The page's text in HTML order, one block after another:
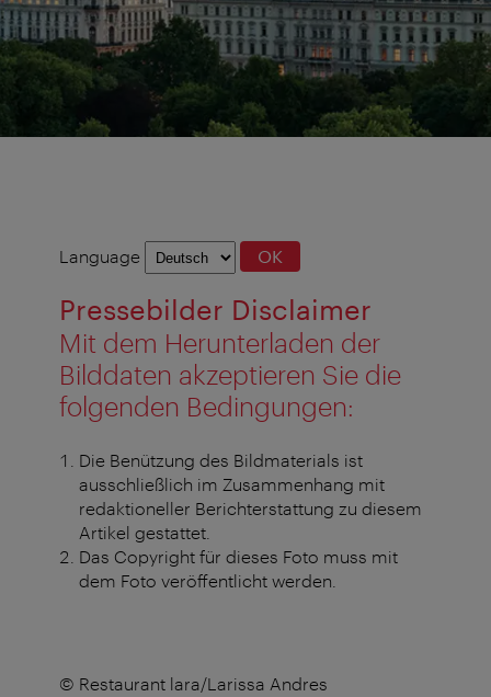
Language
Language OK
Pressebilder Disclaimer
Mit dem Herunterladen der
Bilddaten akzeptieren Sie die
folgenden Bedingungen:
Die Benützung des Bildmaterials ist
ausschließlich im Zusammenhang mit
redaktioneller Berichterstattung zu diesem
Artikel gestattet.
Das Copyright für dieses Foto muss mit
dem Foto veröffentlicht werden.
© Restaurant lara/Larissa Andres